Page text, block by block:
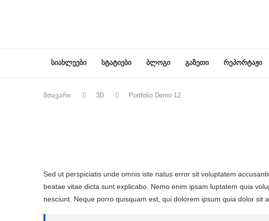
სიახლეები სტატიები ბლოგი გაზეთი რეპორტაჟი
მთავარი 3D Portfolio Demo 12
Sed ut perspiciatis unde omnis iste natus error sit voluptatem
beatae vitae dicta sunt explicabo. Nemo enim ipsam luptatem quia
nesciunt. Neque porro quisquam est, qui dolorem ipsum quia dolor sit